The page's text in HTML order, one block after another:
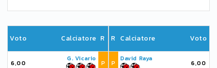
Voto Calciatore R
6,00
G. Vicario
P
R Calciatore Voto
P
David Raya
6,00